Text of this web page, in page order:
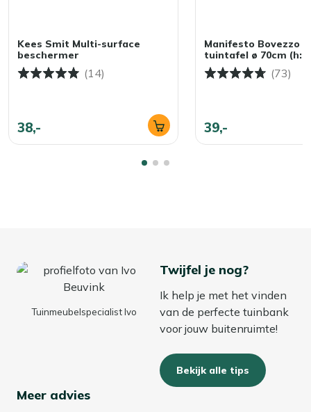
Kees Smit Multi-surface
beschermer
(14)
38,-
Manifesto Bovezzo
tuintafel ø 70cm
(73)
39,-
Tuinmeubelspecialist Ivo
Twijfel je nog?
Ik help je met het vinden
van de perfecte tuinbank
voor jouw buitenruimte!
Bekijk alle tips
Meer advies